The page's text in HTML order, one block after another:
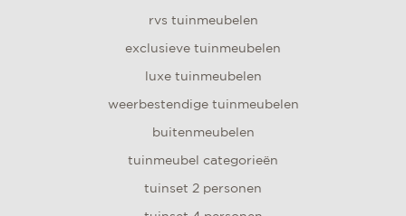
rvs tuinmeubelen
exclusieve tuinmeubelen
luxe tuinmeubelen
weerbestendige tuinmeubelen
buitenmeubelen
tuinmeubel categorieën
tuinset 2 personen